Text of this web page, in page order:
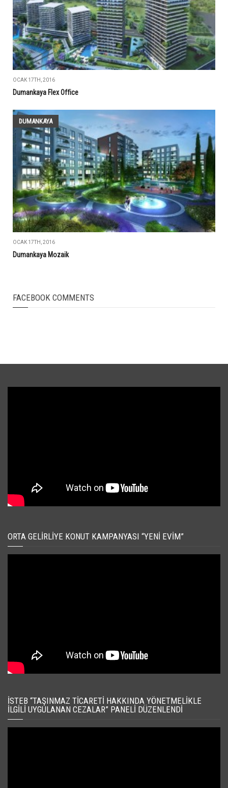
OCAK 17TH, 2016
Dumankaya Flex Office
DUMANKAYA
OCAK 17TH, 2016
Dumankaya Mozaik
FACEBOOK COMMENTS
ORTA GELIRLIYE KONUT KAMPANYASI “YENI EVIM”
İSTEB “TAŞINMAZ TICARETI HAKKINDA YÖNETMELIKLE
İLGILI UYGULANAN CEZALAR” PANELI DÜZENLENDI